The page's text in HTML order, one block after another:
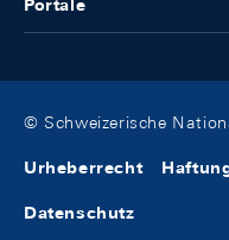
Portale
© Schweizerische
Urheberrecht
Datenschutz